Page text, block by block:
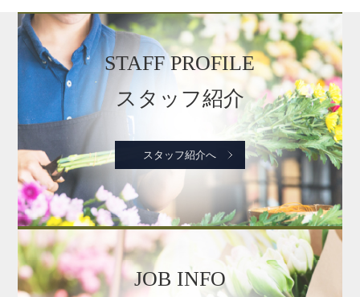
STAFF PROFILE
スタッフ紹介
スタッフ紹介へ
JOB INFO